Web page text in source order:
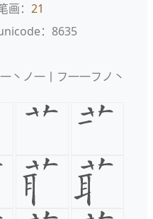
画： 21
：8635
丶ノ一丨フ一一フノ丶